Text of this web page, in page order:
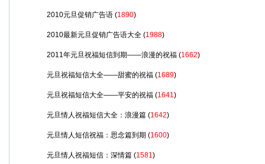
2010元旦促销广告语 (1890)
2010最新元旦促销广告语大全 (1988)
2011年元旦祝福短信到期——浪漫的祝福 (1662)
元旦祝福短信大全——甜蜜的祝福 (1689)
元旦祝福短信大全——平安的祝福 (1641)
元旦情人祝福短信大全：浪漫篇 (1642)
元旦情人短信祝福：思念篇到期 (1600)
元旦情人祝福短信：深情篇 (1581)